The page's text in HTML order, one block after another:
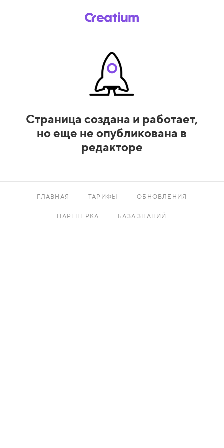
Страница создана и работает,
но еще не опубликована в
редакторе
ГЛАВНАЯ ТАРИФЫ ОБНОВЛЕНИЯ
ПАРТНЕРКА БАЗА ЗНАНИЙ